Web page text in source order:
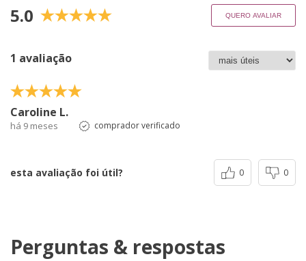
5.0 QUERO AVALIAR
1 avaliação
Caroline L.
há 9 meses comprador verificado
esta avaliação foi útil? 0 0
Perguntas & respostas